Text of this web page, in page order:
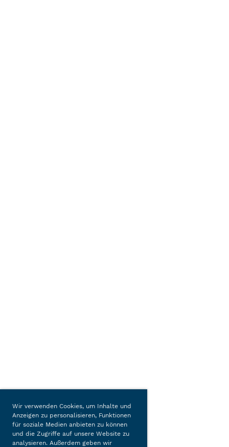
Wir verwenden Cookies, um Inhalte und
Anzeigen zu personalisieren, Funktionen
für soziale Medien anbieten zu können
und die Zugriffe auf unsere Website zu
analysieren. Außerdem geben wir